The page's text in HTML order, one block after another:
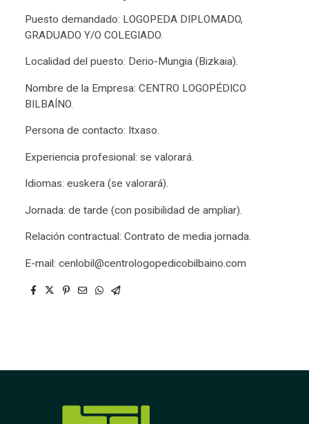
Puesto demandado: LOGOPEDA DIPLOMADO,
GRADUADO Y/O COLEGIADO.
Localidad del puesto: Derio-Mungia (Bizkaia).
Nombre de la Empresa: CENTRO LOGOPÉDICO
BILBAÍNO.
Persona de contacto: Itxaso.
Experiencia profesional: se valorará.
Idiomas: euskera (se valorará).
Jornada: de tarde (con posibilidad de ampliar).
Relación contractual: Contrato de media jornada.
E-mail: cenlobil@centrologopedicobilbaino.com